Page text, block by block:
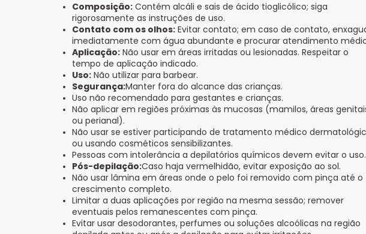
Composição: Contém alcáli e sais de ácido tioglicólico; siga
rigorosamente as instruções de uso.
Contato com os olhos: Evitar contato; em caso de contato,
imediatamente com água abundante e procurar atendimento
Aplicação: Não usar em áreas irritadas ou lesionadas. Respeitar o
tempo de aplicação indicado.
Uso: Não utilizar para barbear.
Segurança:Manter fora do alcance das crianças.
Uso não recomendado para gestantes e crianças.
Não aplicar em regiões próximas às mucosas (mamilos, áreas
ou perianal).
Não usar se estiver participando de tratamento médico
ou usando cosméticos sensibilizantes.
Pessoas com intolerância a depilatórios químicos devem evitar o uso.
Pós-depilação:Caso haja vermelhidão, evitar exposição ao sol.
Não usar lâmina em áreas onde o pelo foi removido com pinça até o
crescimento completo.
Limitar a duas aplicações por região na mesma sessão; remover
eventuais pelos remanescentes com pinça.
Evitar usar desodorantes, perfumes ou soluções alcoólicas na região